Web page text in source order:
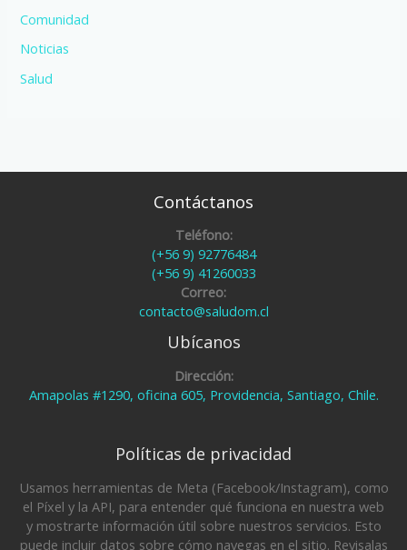
Comunidad
Noticias
Salud
Contáctanos
Teléfono:
(+56 9) 92776484
(+56 9) 41260033
Correo:
contacto@saludom.cl
Ubícanos
Dirección:
Amapolas #1290, oficina 605, Providencia, Santiago, Chile.
Políticas de privacidad
Usamos herramientas de Meta (Facebook/Instagram), como
el Píxel y la API, para entender qué funciona en nuestra web
y mostrarte información útil sobre nuestros servicios. Esto
puede incluir datos sobre cómo navegas en el sitio. Revisalas